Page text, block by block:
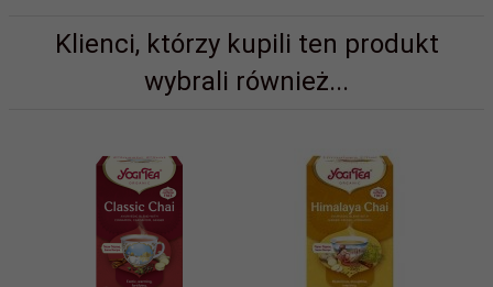
Klienci, którzy kupili ten produkt
wybrali również...